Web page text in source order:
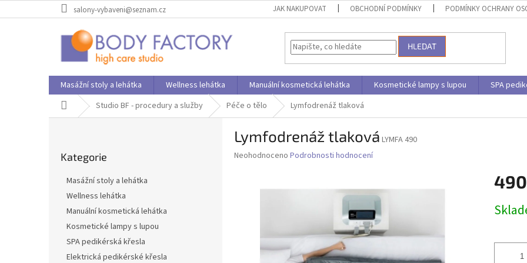
na
salony-vybaveni@seznam.cz JAK NAKUPOVAT OBCHODNÍ PODMÍNKY PODMÍNKY OCHRANY
HLEDAT
Masážní stoly a lehátka Wellness lehátka Manuální kosmetická lehátka Kosmetické lampy s lupou SPA
Domů Studio BF - procedury a služby Péče o tělo Lymfodrenáž tlaková
kategorie
Kategorie
Masážní stoly a lehátka
Wellness lehátka
Manuální kosmetická lehátka
Kosmetické lampy s lupou
SPA pedikérská křesla
Elektrická pedikérské křesla
Lymfodrenáž tlaková LYMFA 490
Průměrné
Neohodnoceno Podrobnosti hodnocení
cena: